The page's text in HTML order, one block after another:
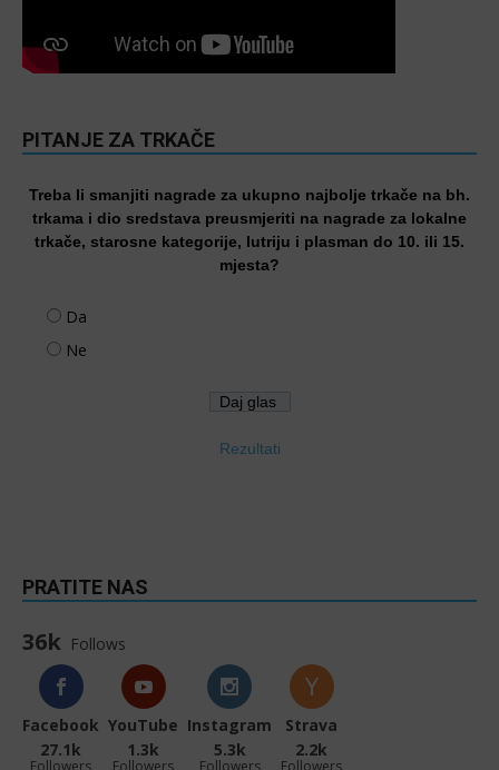
PITANJE ZA TRKAČE
Treba li smanjiti nagrade za ukupno najbolje trkače na bh.
trkama i dio sredstava preusmjeriti na nagrade za lokalne
trkače, starosne kategorije, lutriju i plasman do 10. ili 15.
mjesta?
Da
Ne
Rezultati
PRATITE NAS
36k Follows
Facebook
27.1k
Followers
YouTube
1.3k
Followers
Instagram
5.3k
Followers
Strava
2.2k
Followers